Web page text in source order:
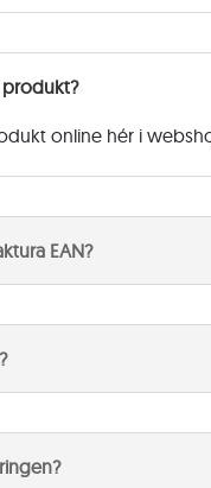
online hér i
EAN?